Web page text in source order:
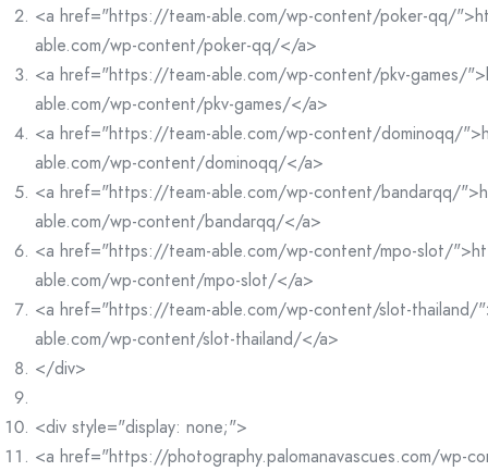
<a href="https://team-able.com/wp-content/poker-qq/
able.com/wp-content/poker-qq/</a>
<a href="https://team-able.com/wp-content/pkv-games/
able.com/wp-content/pkv-games/</a>
<a href="https://team-able.com/wp-content/dominoqq/
able.com/wp-content/dominoqq/</a>
<a href="https://team-able.com/wp-content/bandarqq/
able.com/wp-content/bandarqq/</a>
<a href="https://team-able.com/wp-content/mpo-slot/
able.com/wp-content/mpo-slot/</a>
<a href="https://team-able.com/wp-content/slot-
able.com/wp-content/slot-thailand/</a>
</div>
<div style="display: none;">
<a href="https://photography.palomanavascues.com/wp-